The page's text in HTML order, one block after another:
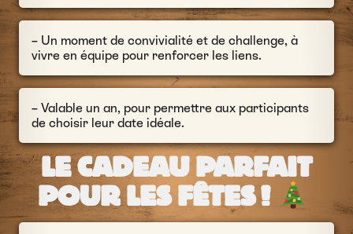
– Un moment de convivialité et de challenge, à
vivre en équipe pour renforcer les liens.
– Valable un an, pour permettre aux participants
de choisir leur date idéale.
LE CADEAU PARFAIT
POUR LES FÊTES !